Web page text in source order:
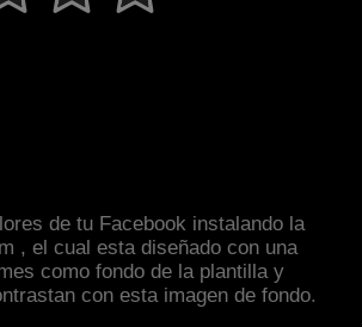
de tu Facebook instalando la
, el cual esta diseñado con una
como fondo de la plantilla y
con esta imagen de fondo.